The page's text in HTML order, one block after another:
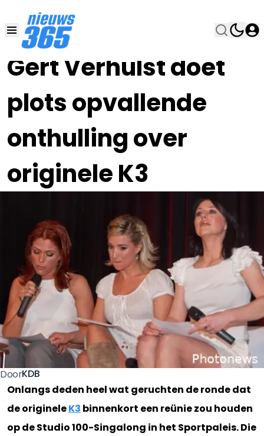
Gert Verhulst doet
plots opvallende
onthulling over
originele K3
04 OKT 2023, 11:00
DoorKDB
Onlangs deden heel wat geruchten de ronde dat
de origineleK3 binnenkort een reünie zou houden
op de Studio 100-Singalong in het Sportpaleis. Die